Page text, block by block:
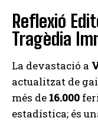
Reflexió
Tragèdia
La devastació a
actualitzat de
més de 16.000
estadística; és